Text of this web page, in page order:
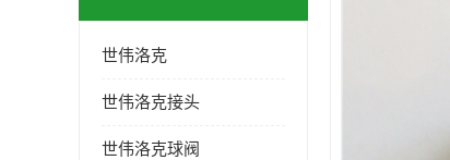
世伟洛克
世伟洛克接头
世伟洛克球阀